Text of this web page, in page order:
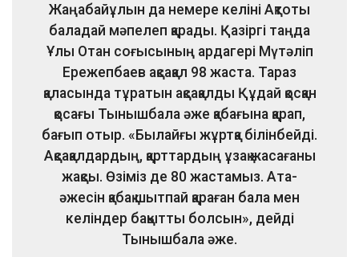
Жаңабайұлын да немере келіні Ақтоты
баладай мәпелеп қарады. Қазіргі таңда
Ұлы Отан соғысының ардагері Мүтәліп
Ережепбаев ақсақал 98 жаста. Тараз
қаласында тұратын ақсақалды Құдай қосқан
қосағы Тынышбала әже қабағына қарап,
бағып отыр. «Былайғы жұртқа білінбейді.
Ақсақалдардың, қарттардың ұзақ жасағаны
жақсы. Өзіміз де 80 жастамыз. Ата-
әжесін қабақ шытпай қараған бала мен
келіндер бақытты болсын», дейді
Тынышбала әже.